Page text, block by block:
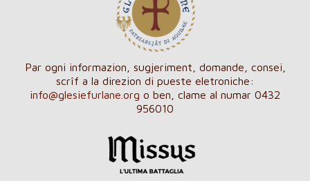
Par ogni informazion, sugjeriment, domande, consei,
scrîf a la direzion di pueste eletroniche:
info@glesiefurlane.org o ben, clame al numar 0432
956010